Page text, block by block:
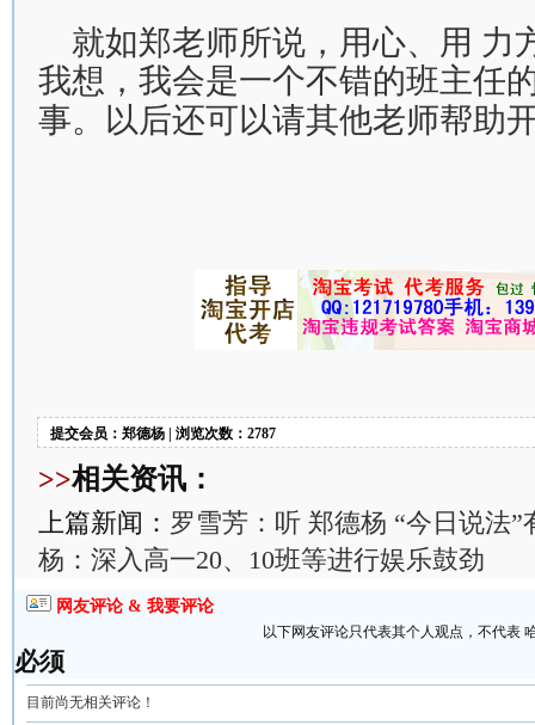
就如郑老师所说，用心、用 力
我想，我会是一个不错的班主任
事。以后还可以请其他老师帮助
提交会员：郑德杨 | 浏览次数：2787
>>相关资讯：
上篇新闻： 罗雪芳：听 郑德杨 “今日说法”
杨：深入高一20、10班等进行娱乐鼓劲
网友评论 & 我要评论
以下网友评论只代表其个人观点，不代表
必须
目前尚无相关评论！